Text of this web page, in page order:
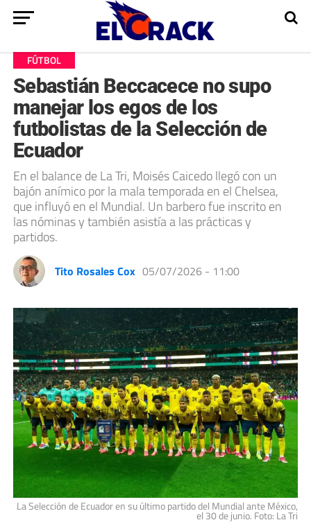
FÚTBOL
Sebastián Beccacece no supo
manejar los egos de los
futbolistas de la Selección de
Ecuador
En el balance de La Tri, Moisés Caicedo llegó con un
bajón anímico por la mala temporada en el Chelsea,
que influyó en el Mundial. Un barbero fue inscrito en
las nóminas y también asistía a las prácticas y
partidos.
Tito Rosales Cox 05/07/2026 - 11:00
La Selección de Ecuador en su último partido del Mundial ante México,
el 30 de junio. Foto: La Tri